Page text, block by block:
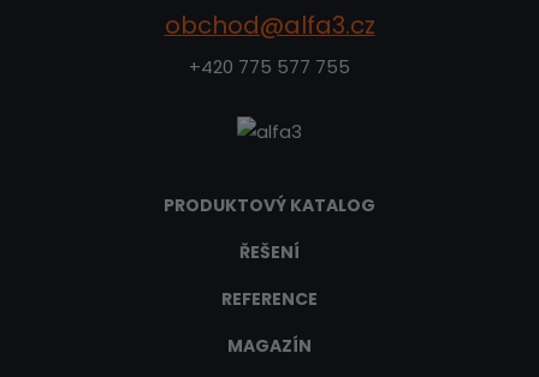
obchod@alfa3.cz
+420 775 577 755
PRODUKTOVÝ KATALOG
ŘEŠENÍ
REFERENCE
MAGAZÍN